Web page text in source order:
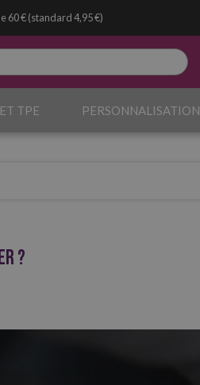
60 € (standard 4,95 €)
TPE PERSONNALISATION
?